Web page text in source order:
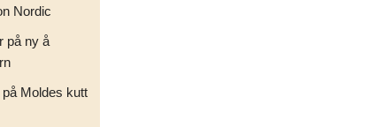
Nordic
på ny å
Moldes kutt